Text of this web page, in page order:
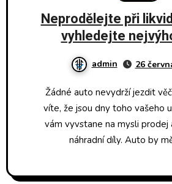
Neprodělejte při
vyhledejte
admin 26
Žádné auto nevydrží jezdit věčně a pokud už
víte, že jsou dny toho vašeho
vám vyvstane na mysli prodej
náhradní díly. Auto by